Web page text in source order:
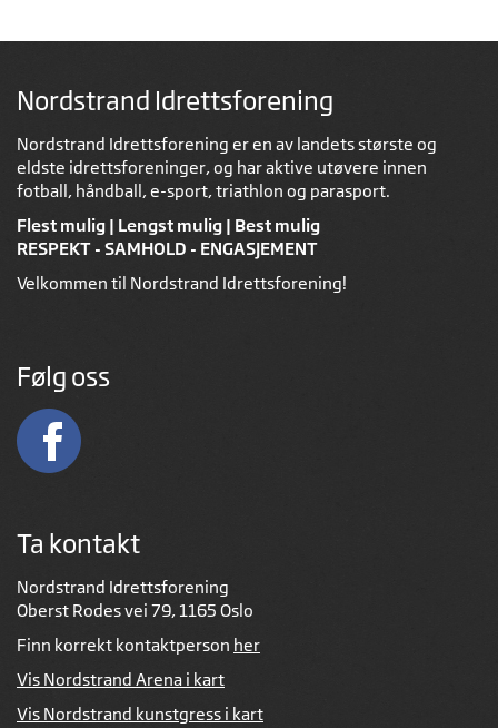
Nordstrand Idrettsforening
Nordstrand Idrettsforening er en av landets største og
eldste idrettsforeninger, og har aktive utøvere innen
fotball, håndball, e-sport, triathlon og parasport.
Flest mulig | Lengst mulig | Best mulig
RESPEKT - SAMHOLD - ENGASJEMENT
Velkommen til Nordstrand Idrettsforening!
Følg oss
Ta kontakt
Nordstrand Idrettsforening
Oberst Rodes vei 79, 1165 Oslo
Finn korrekt kontaktperson her
Vis Nordstrand Arena i kart
Vis Nordstrand kunstgress i kart